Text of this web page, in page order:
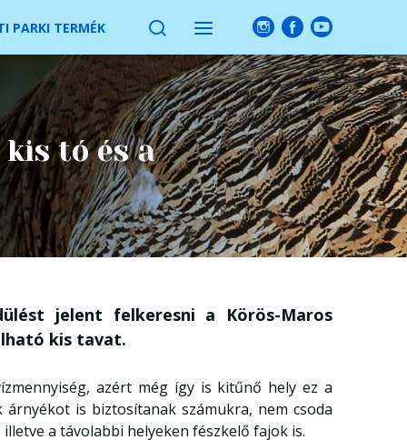
PARKI TERMÉK
tó és a
jelent felkeresni a Körös-Maros
kis tavat.
azért még így is kitűnő hely ez a
is biztosítanak számukra, nem csoda
a távolabbi helyeken fészkelő fajok is.